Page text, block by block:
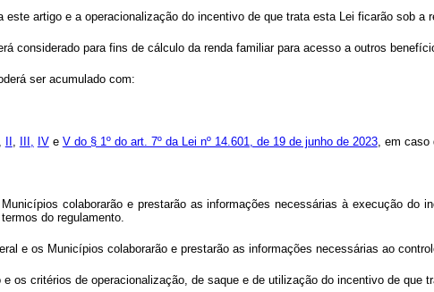
este artigo e a operacionalização do incentivo de que trata esta Lei ficarão sob
considerado para fins de cálculo da renda familiar para acesso a outros
ser acumulado com:
, , III, IVe V do § 1º do art. 7º da Lei nº 14.601, de 19 de junho de 2023, em caso
colaborarão e prestarão as informações necessárias à execução
do regulamento.
e os Municípios colaborarão e prestarão as informações necessárias ao
os critérios de operacionalização, de saque e de utilização do incentivo de que